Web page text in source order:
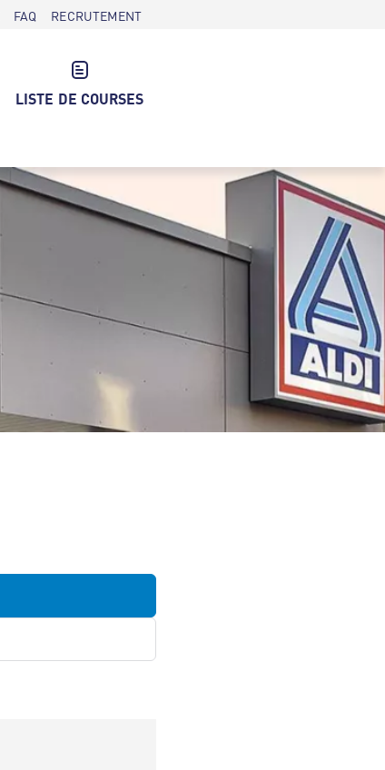
FAQ RECRUTEMENT
LISTE DE COURSES